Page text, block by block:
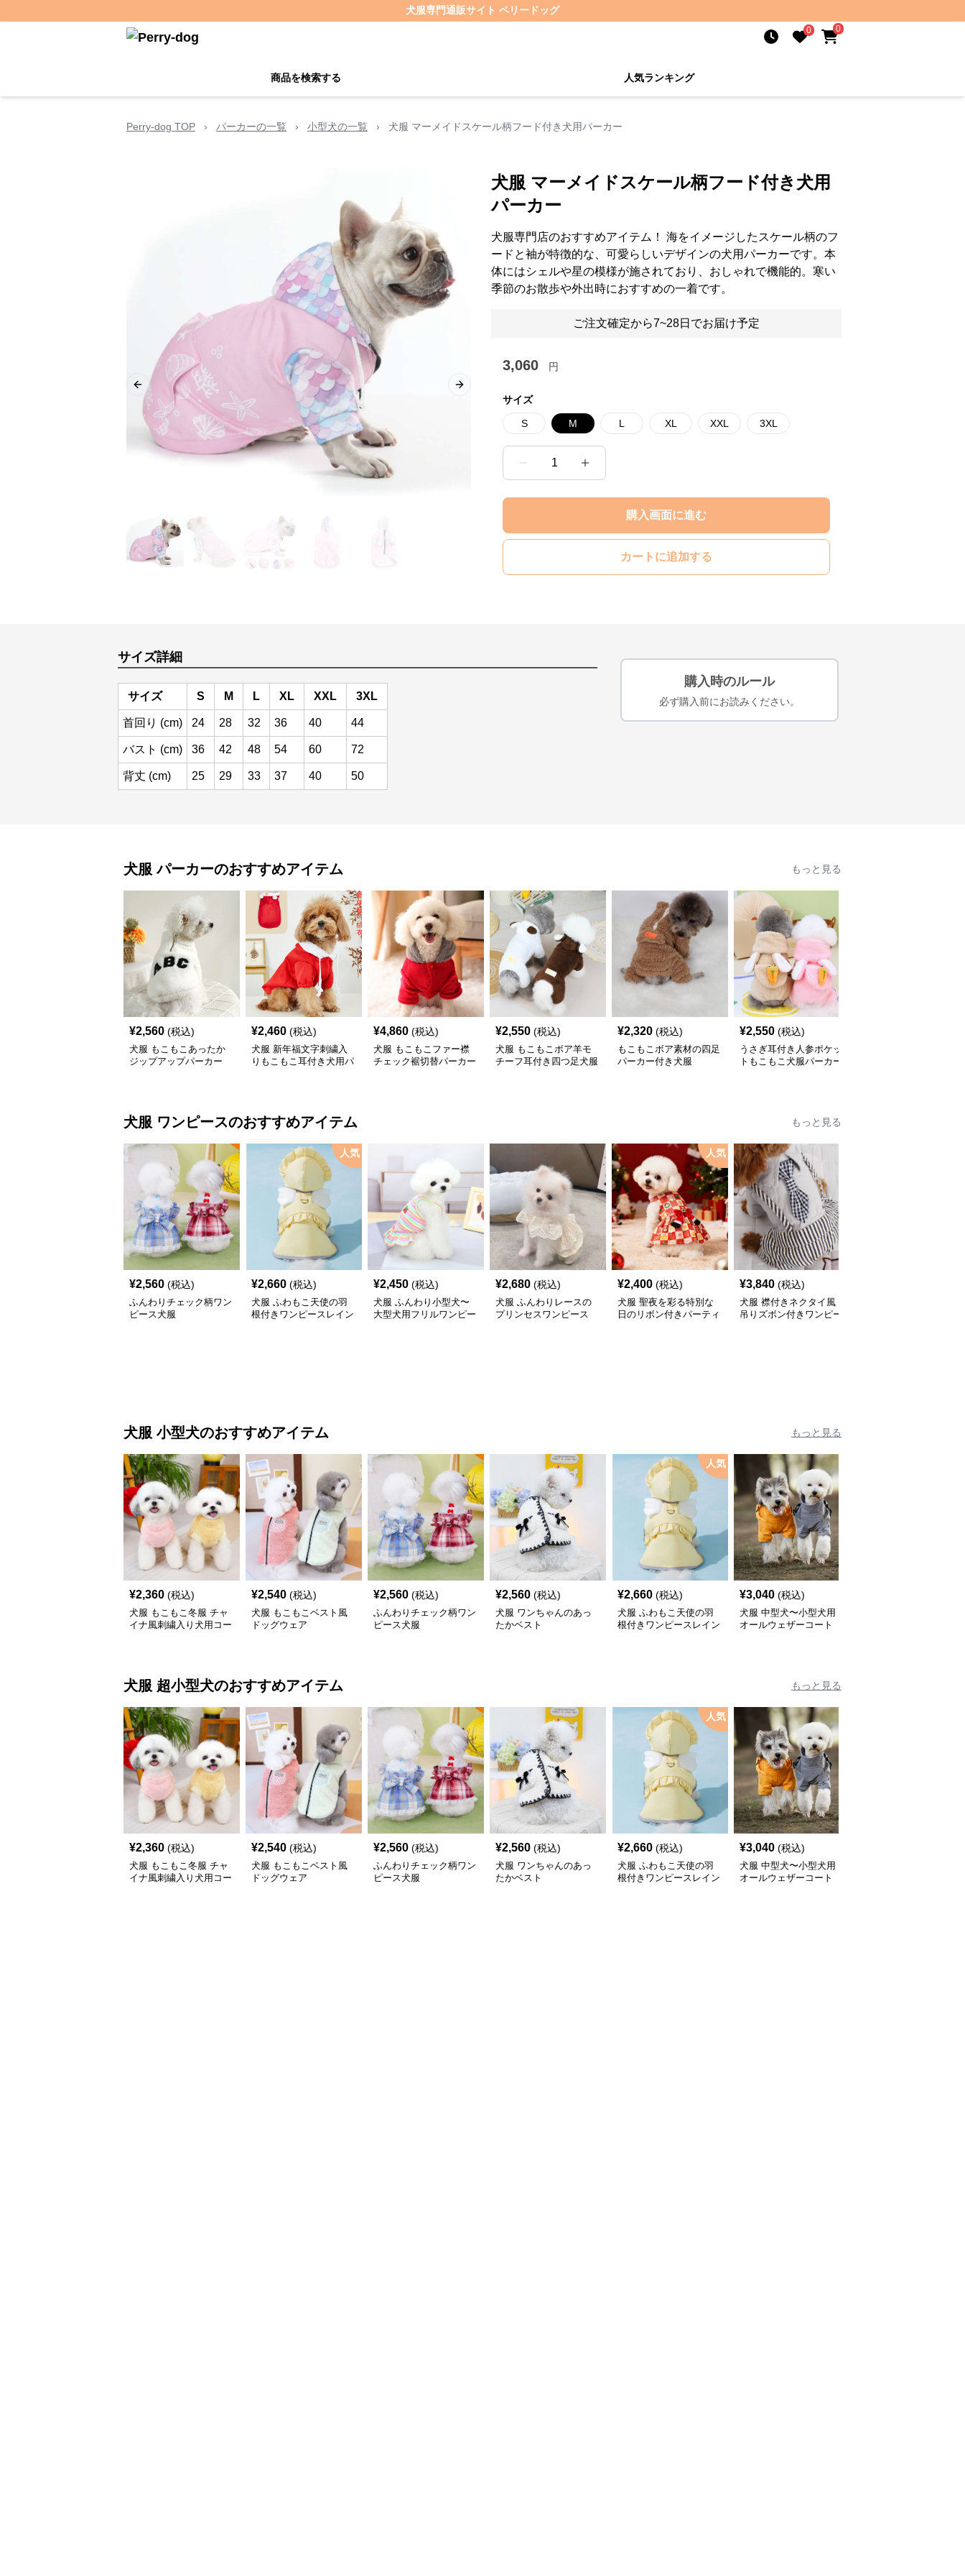
犬服専門通販サイト ペリードッグ
0 0
商品を検索する 人気ランキング
Perry-dog TOP › パーカーの一覧 › 小型犬の一覧 › 犬服 マーメイドスケール柄フード付き犬用パーカー
Previous slide Next slide
犬服 マーメイドスケール柄フード付き犬用
パーカー
犬服専門店のおすすめアイテム！ 海をイメージしたスケール柄のフ
ードと袖が特徴的な、可愛らしいデザインの犬用パーカーです。本
体にはシェルや星の模様が施されており、おしゃれで機能的。寒い
季節のお散歩や外出時におすすめの一着です。
ご注文確定から7~28日でお届け予定
3,060 円
サイズ
S M L XL XXL 3XL
1
購入画面に進む
カートに追加する
サイズ詳細
サイズ S M L XL XXL 3XL
首回り (cm) 24 28 32 36 40 44
バスト (cm) 36 42 48 54 60 72
背丈 (cm) 25 29 33 37 40 50
購入時のルール
必ず購入前にお読みください。
犬服 パーカーのおすすめアイテム もっと見る
¥2,560 (税込)
犬服 もこもこあったか
ジップアップパーカー
¥2,460 (税込)
犬服 新年福文字刺繍入
りもこもこ耳付き犬用パ
¥4,860 (税込)
犬服 もこもこファー襟
チェック裾切替パーカー
¥2,550 (税込)
犬服 もこもこボア羊モ
チーフ耳付き四つ足犬服
¥2,320 (税込)
もこもこボア素材の四足
パーカー付き犬服
¥2,550 (税込)
うさぎ耳付き人参ポケッ
トもこもこ犬服パーカー
犬服 ワンピースのおすすめアイテム もっと見る
¥2,560 (税込)
ふんわりチェック柄ワン
ピース犬服
人気
¥2,660 (税込)
犬服 ふわもこ天使の羽
根付きワンピースレイン
¥2,450 (税込)
犬服 ふんわり小型犬〜
大型犬用フリルワンピー
¥2,680 (税込)
犬服 ふんわりレースの
プリンセスワンピース
人気
¥2,400 (税込)
犬服 聖夜を彩る特別な
日のリボン付きパーティ
¥3,840 (税込)
犬服 襟付きネクタイ風
吊りズボン付きワンピー
犬服 小型犬のおすすめアイテム もっと見る
¥2,360 (税込)
犬服 もこもこ冬服 チャ
イナ風刺繍入り犬用コー
¥2,540 (税込)
犬服 もこもこベスト風
ドッグウェア
¥2,560 (税込)
ふんわりチェック柄ワン
ピース犬服
¥2,560 (税込)
犬服 ワンちゃんのあっ
たかベスト
人気
¥2,660 (税込)
犬服 ふわもこ天使の羽
根付きワンピースレイン
¥3,040 (税込)
犬服 中型犬〜小型犬用
オールウェザーコート
犬服 超小型犬のおすすめアイテム もっと見る
¥2,360 (税込)
犬服 もこもこ冬服 チャ
イナ風刺繍入り犬用コー
¥2,540 (税込)
犬服 もこもこベスト風
ドッグウェア
¥2,560 (税込)
ふんわりチェック柄ワン
ピース犬服
¥2,560 (税込)
犬服 ワンちゃんのあっ
たかベスト
人気
¥2,660 (税込)
犬服 ふわもこ天使の羽
根付きワンピースレイン
¥3,040 (税込)
犬服 中型犬〜小型犬用
オールウェザーコート